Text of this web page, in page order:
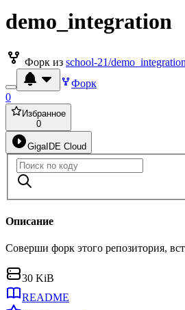
demo_integration
Форк из school-21/demo_integration
Форк
0
Избранное
0
GigaIDE Cloud
Описание
Соверши форк этого репозитория,
30 KiB
README